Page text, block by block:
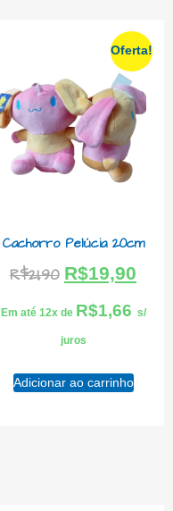
Oferta!
Cachorro Pelúcia 20cm
R$21,90 R$19,90
Em até 12x de R$1,66 s/
juros
Adicionar ao carrinho